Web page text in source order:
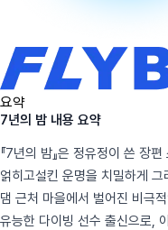
요약
7년의 밤 내용 요약
『7년의 밤』은 정유정이 쓴 장
얽히고설킨 운명을 치밀하게
댐 근처 마을에서 벌어진 비극
유능한 다이빙 선수 출신으로,